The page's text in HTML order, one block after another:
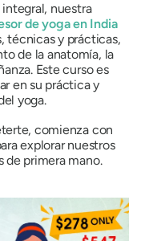
nuestra
de yoga en India
técnicas y prácticas,
de la anatomía, la
Este curso es
en su práctica y
yoga.
comienza con
explorar nuestros
de primera mano.